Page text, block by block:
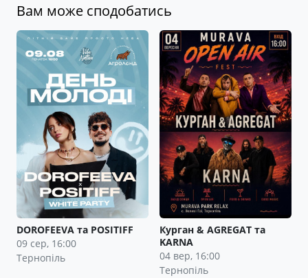
Вам може сподобатись
DOROFEEVA та POSITIFF
09 сер, 16:00
Тернопіль
Курган & AGREGAT та
KARNA
04 вер, 16:00
Тернопіль